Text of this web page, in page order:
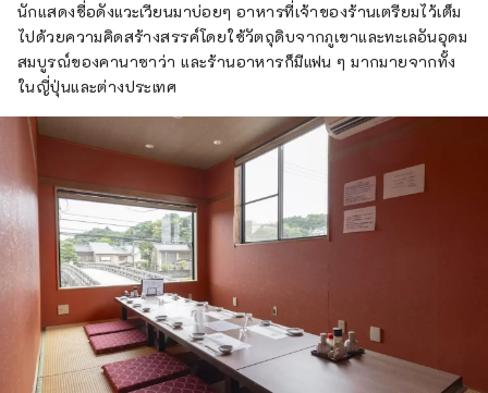
นักแสดงชื่อดังแวะเวียนมาบ่อยๆ อาหารที่เจ้าของร้านเตรียมไว้เต็ม
ไปด้วยความคิดสร้างสรรค์โดยใช้วัตถุดิบจากภูเขาและทะเลอันอุดม
สมบูรณ์ของคานาซาว่า และร้านอาหารก็มีแฟน ๆ มากมายจากทั้ง
ในญี่ปุ่นและต่างประเทศ